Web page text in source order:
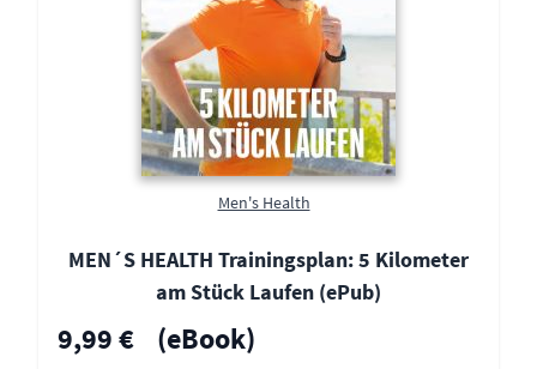
Men's Health
MEN´S HEALTH Trainingsplan: 5 Kilometer
am Stück Laufen (ePub)
9,99 € (eBook)